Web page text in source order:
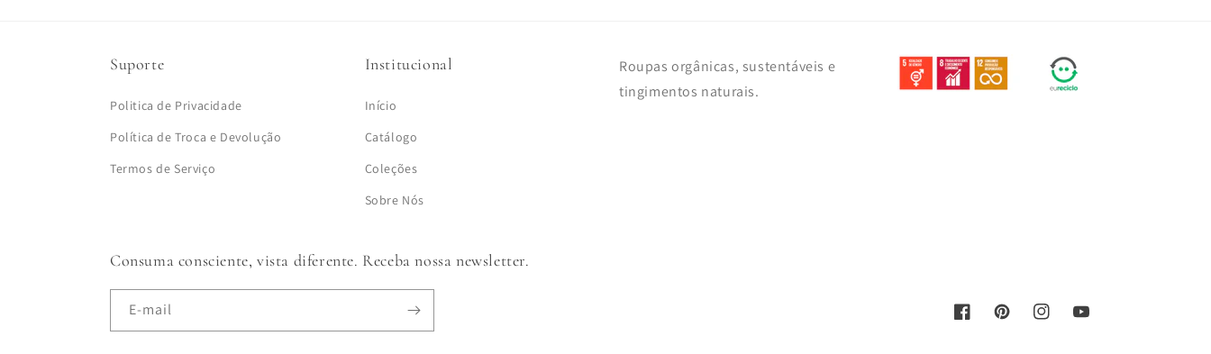
Suporte
Politica de Privacidade
Política de Troca e Devolução
Termos de Serviço
Institucional
Início
Catálogo
Coleções
Sobre Nós
Roupas orgânicas, sustentáveis e
tingimentos naturais.
Consuma consciente, vista diferente. Receba nossa newsletter.
E-mail
FacebookPinterestInstagramYouTube